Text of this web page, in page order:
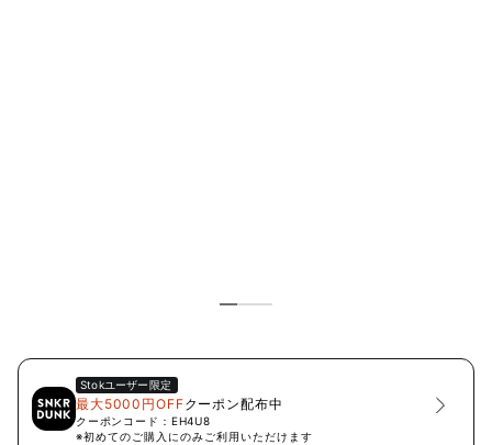
Stokユーザー限定
最大5000円OFFクーポン配布中
クーポンコード： EH4U8
※初めてのご購入にのみご利用いただけます